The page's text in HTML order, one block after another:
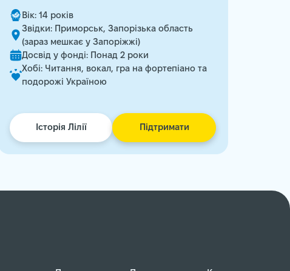
Вік: 14 років
Звідки: Приморськ, Запорізька область
(зараз мешкає у Запоріжжі)
Досвід у фонді: Понад 2 роки
Хобі: Читання, вокал, гра на фортепіано та
подорожі Україною
Історія Лілії Підтримати